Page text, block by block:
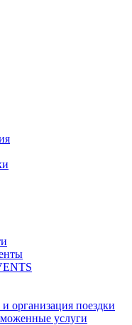
организация поездки
услуги